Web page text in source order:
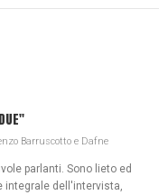
Barruscotto e Dafne
parlanti. Sono lieto ed
integrale dell'intervista,